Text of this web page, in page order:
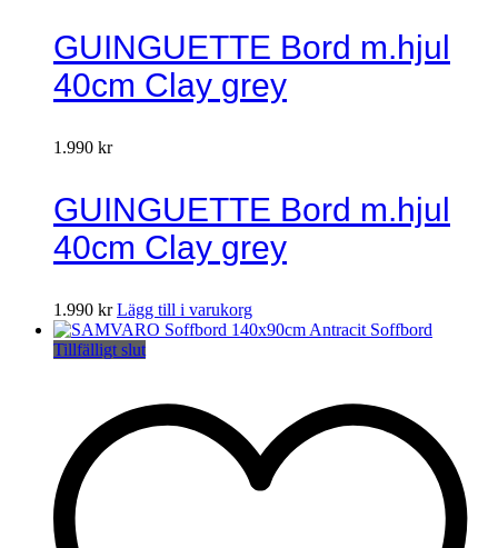
GUINGUETTE Bord m.hjul
40cm Clay grey
1.990 kr
GUINGUETTE Bord m.hjul
40cm Clay grey
1.990 kr Lägg till i varukorg
Tillfälligt slut